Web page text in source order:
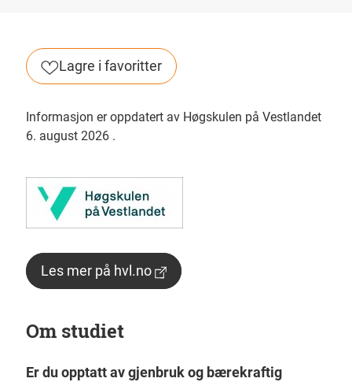
Lagre i favoritter
Informasjon er oppdatert av Høgskulen på Vestlandet
6. august 2026 .
Les mer på hvl.no
Om studiet
Er du opptatt av gjenbruk og bærekraftig